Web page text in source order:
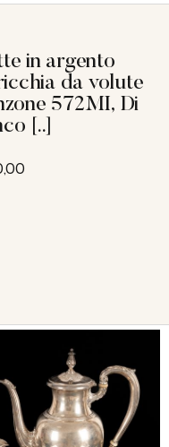
in argento
da volute
572MI, Di
[..]